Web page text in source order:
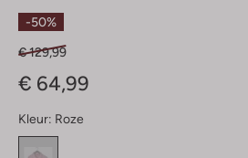
-50%
€ 129,99
€ 64,99
Kleur: Roze